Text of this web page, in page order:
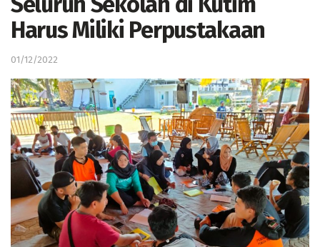
Harus Miliki Perpustakaan
01/12/2022